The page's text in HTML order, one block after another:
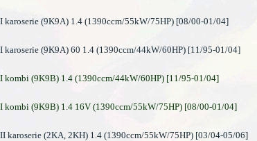
karoserie (9K9A) 1.4 (1390ccm/55kW/75HP) [08/00-01/04]
karoserie (9K9A) 60 1.4 (1390ccm/44kW/60HP) [11/95-01/04]
kombi (9K9B) 1.4 (1390ccm/44kW/60HP) [11/95-01/04]
kombi (9K9B) 1.4 16V (1390ccm/55kW/75HP) [08/00-01/04]
karoserie (2KA, 2KH) 1.4 (1390ccm/55kW/75HP) [03/04-05/06]